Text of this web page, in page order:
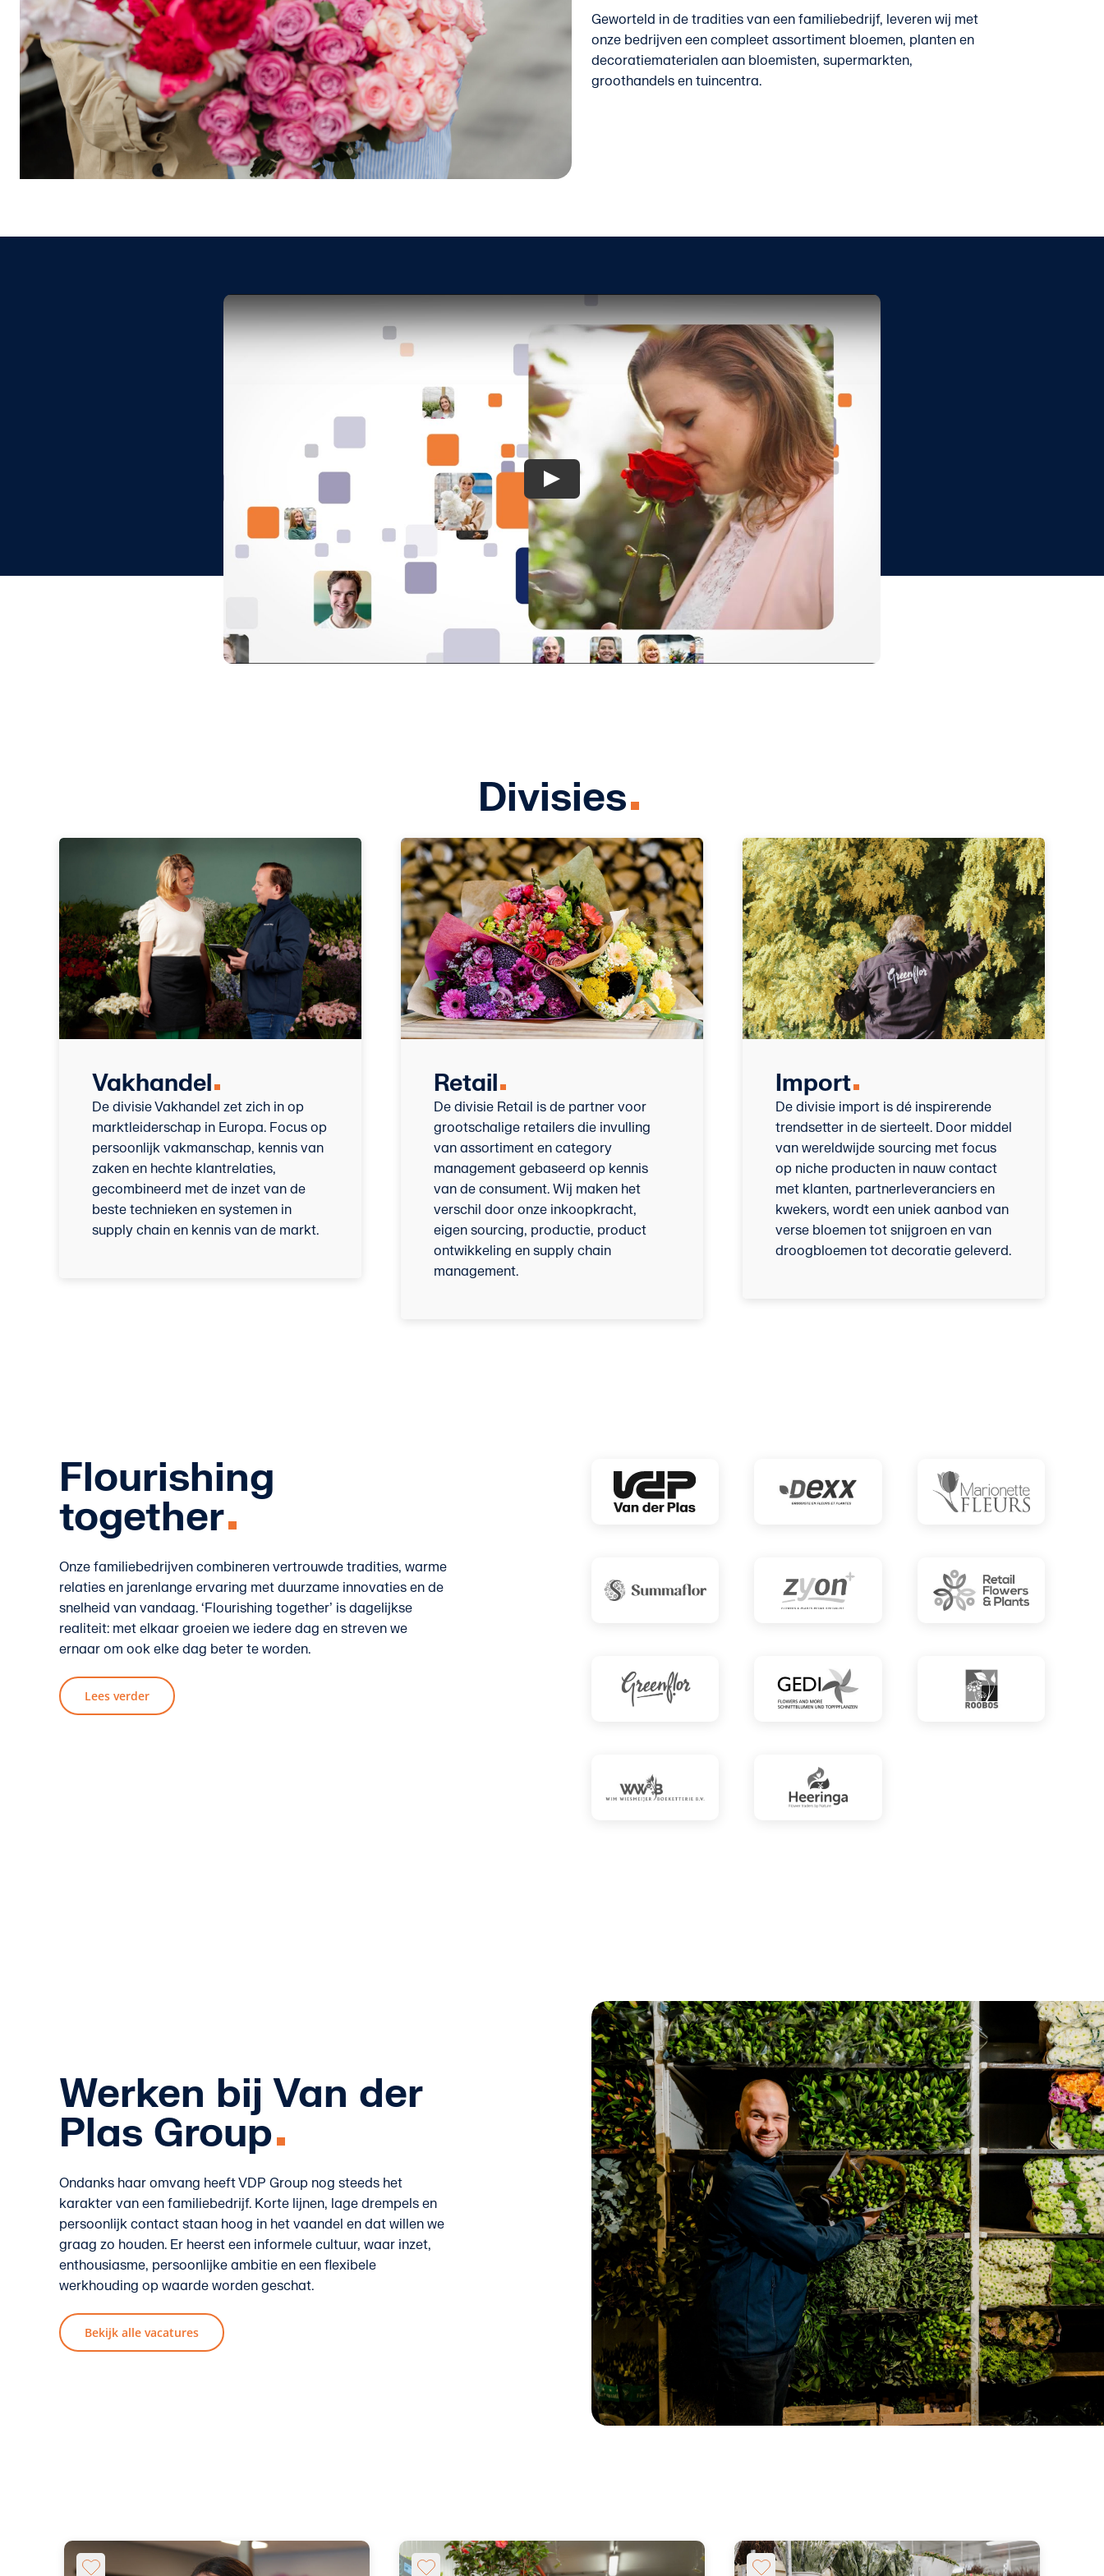
Geworteld in de tradities van een familiebedrijf, leveren wij met
onze bedrijven een compleet assortiment bloemen, planten en
decoratiematerialen aan bloemisten, supermarkten,
groothandels en tuincentra.
Divisies
Vakhandel
De divisie Vakhandel zet zich in op
marktleiderschap in Europa. Focus op
persoonlijk vakmanschap, kennis van
zaken en hechte klantrelaties,
gecombineerd met de inzet van de
beste technieken en systemen in
supply chain en kennis van de markt.
Retail
De divisie Retail is de partner voor
grootschalige retailers die invulling
van assortiment en category
management gebaseerd op kennis
van de consument. Wij maken het
verschil door onze inkoopkracht,
eigen sourcing, productie, product
ontwikkeling en supply chain
management.
Import
De divisie import is dé inspirerende
trendsetter in de sierteelt. Door middel
van wereldwijde sourcing met focus
op niche producten in nauw contact
met klanten, partnerleveranciers en
kwekers, wordt een uniek aanbod van
verse bloemen tot snijgroen en van
droogbloemen tot decoratie geleverd.
Flourishing
together
Onze familiebedrijven combineren vertrouwde tradities, warme
relaties en jarenlange ervaring met duurzame innovaties en de
snelheid van vandaag. ‘Flourishing together’ is dagelijkse
realiteit: met elkaar groeien we iedere dag en streven we
ernaar om ook elke dag beter te worden.
Lees verder
Werken bij Van der
Plas Group
Ondanks haar omvang heeft VDP Group nog steeds het
karakter van een familiebedrijf. Korte lijnen, lage drempels en
persoonlijk contact staan hoog in het vaandel en dat willen we
graag zo houden. Er heerst een informele cultuur, waar inzet,
enthousiasme, persoonlijke ambitie en een flexibele
werkhouding op waarde worden geschat.
Bekijk alle vacatures